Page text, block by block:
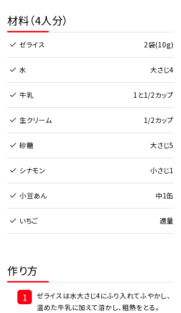
材料（4人分）
ゼライス 2袋(10g)
水 大さじ4
牛乳 1と1/2カップ
生クリーム 1/2カップ
砂糖 大さじ5
シナモン 小さじ1
小豆あん 中1缶
いちご 適量
作り方
1
ゼライスは水大さじ4にふり入れてふやかし、
温めた牛乳に加えて溶かし、粗熱をとる。